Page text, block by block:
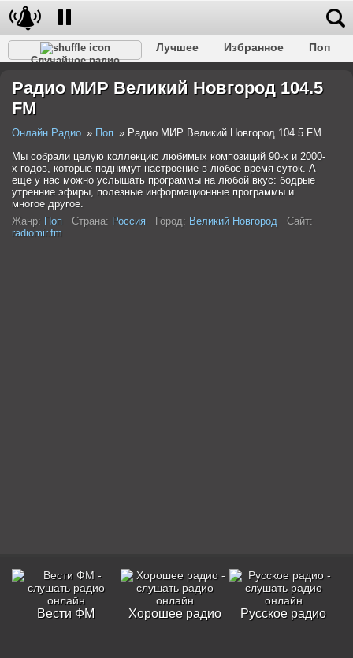
Случайное радио
Лучшее Избранное
Поп
Разговорное
Рэп Транс Дип-хаус
Фолк
Джаз
Радио МИР Великий Новгород 104.5
FM
Онлайн Радио Поп
Радио МИР Великий Новгород 104.5 FM
Мы собрали целую коллекцию любимых композиций 90-х и 2000-
х годов, которые поднимут настроение в любое время суток. А
еще у нас можно услышать программы на любой вкус: бодрые
утренние эфиры, полезные информационные программы и
многое другое.
Жанр: Поп Страна: Россия Город: Великий Новгород
Сайт:
radiomir.fm
Вести ФМ Хорошее радио Русское радио